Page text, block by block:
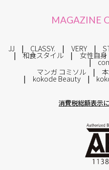
MAGAZINE
JJ CLASSY. VERY
和食スタイル 女性自身
マンガ コミソル
kokode Beauty
消費税総額表示